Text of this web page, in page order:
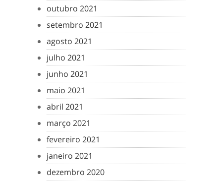
outubro 2021
setembro 2021
agosto 2021
julho 2021
junho 2021
maio 2021
abril 2021
março 2021
fevereiro 2021
janeiro 2021
dezembro 2020